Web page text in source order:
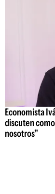
Economista
discuten
nosotros"